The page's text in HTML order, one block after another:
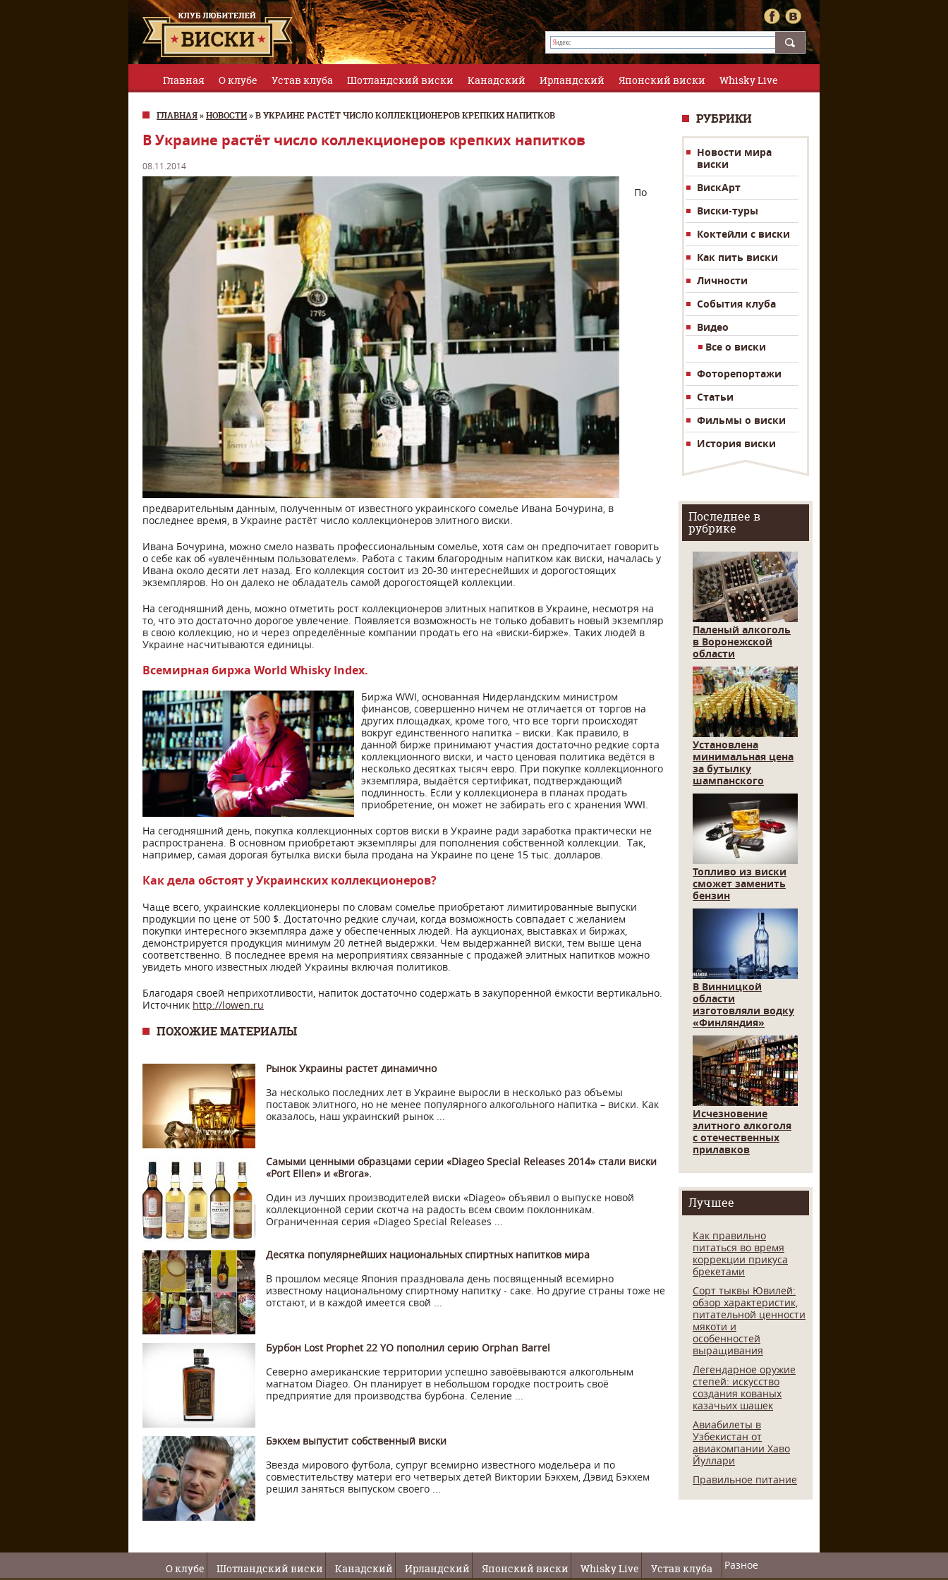
Главная О клубе Устав клуба Шотландский виски Канадский Ирландский Японский виски Whisky Live
ГЛАВНАЯ»НОВОСТИ»В УКРАИНЕ РАСТЁТ ЧИСЛО КОЛЛЕКЦИОНЕРОВ КРЕПКИХ НАПИТКОВ
В Украине растёт число коллекционеров крепких напитков
08.11.2014
По
предварительным данным, полученным от известного украинского сомелье Ивана Бочурина, в
последнее время, в Украине растёт число коллекционеров элитного виски.
Ивана Бочурина, можно смело назвать профессиональным сомелье, хотя сам он предпочитает говорить
о себе как об «увлечённым пользователем». Работа с таким благородным напитком как виски, началась у
Ивана около десяти лет назад. Его коллекция состоит из 20-30 интереснейших и дорогостоящих
экземпляров. Но он далеко не обладатель самой дорогостоящей коллекции.
На сегодняшний день, можно отметить рост коллекционеров элитных напитков в Украине, несмотря на
то, что это достаточно дорогое увлечение. Появляется возможность не только добавить новый экземпляр
в свою коллекцию, но и через определённые компании продать его на «виски-бирже». Таких людей в
Украине насчитываются единицы.
Всемирная биржа World Whisky Index.
Биржа WWI, основанная Нидерландским министром
финансов, совершенно ничем не отличается от торгов на
других площадках, кроме того, что все торги происходят
вокруг единственного напитка – виски. Как правило, в
данной бирже принимают участия достаточно редкие сорта
коллекционного виски, и часто ценовая политика ведётся в
несколько десятках тысяч евро. При покупке коллекционного
экземпляра, выдаётся сертификат, подтверждающий
подлинность. Если у коллекционера в планах продать
приобретение, он может не забирать его с хранения WWI.
На сегодняшний день, покупка коллекционных сортов виски в Украине ради заработка практически не
распространена. В основном приобретают экземпляры для пополнения собственной коллекции. Так,
например, самая дорогая бутылка виски была продана на Украине по цене 15 тыс. долларов.
Как дела обстоят у Украинских коллекционеров?
Чаще всего, украинские коллекционеры по словам сомелье приобретают лимитированные выпуски
продукции по цене от 500 $. Достаточно редкие случаи, когда возможность совпадает с желанием
покупки интересного экземпляра даже у обеспеченных людей. На аукционах, выставках и биржах,
демонстрируется продукция минимум 20 летней выдержки. Чем выдержанней виски, тем выше цена
соответственно. В последнее время на мероприятиях связанные с продажей элитных напитков можно
увидеть много известных людей Украины включая политиков.
Благодаря своей неприхотливости, напиток достаточно содержать в закупоренной ёмкости вертикально.
Источник http://lowen.ru
ПОХОЖИЕ МАТЕРИАЛЫ
Рынок Украины растет динамично
За несколько последних лет в Украине выросли в несколько раз объемы
поставок элитного, но не менее популярного алкогольного напитка – виски. Как
оказалось, наш украинский рынок ...
Самыми ценными образцами серии «Diageo Special Releases 2014» стали виски
«Port Ellen» и «Brora».
Один из лучших производителей виски «Diageo» объявил о выпуске новой
коллекционной серии скотча на радость всем своим поклонникам.
Ограниченная серия «Diageo Special Releases ...
Десятка популярнейших национальных спиртных напитков мира
В прошлом месяце Япония праздновала день посвященный всемирно
известному национальному спиртному напитку - саке. Но другие страны тоже не
отстают, и в каждой имеется свой ...
Бурбон Lost Prophet 22 YO пополнил серию Orphan Barrel
Северно американские территории успешно завоёвываются алкогольным
магнатом Diageo. Он планирует в небольшом городке построить своё
предприятие для производства бурбона. Селение ...
Бэкхем выпустит собственный виски
Звезда мирового футбола, супруг всемирно известного модельера и по
совместительству матери его четверых детей Виктории Бэкхем, Дэвид Бэкхем
решил заняться выпуском своего ...
РУБРИКИ
Новости мира
виски
ВискАрт
Виски-туры
Коктейли с виски
Как пить виски
Личности
События клуба
Видео
Все о виски
Фоторепортажи
Статьи
Фильмы о виски
История виски
Последнее в
рубрике
Паленый алкоголь
в Воронежской
области
Установлена
минимальная цена
за бутылку
шампанского
Топливо из виски
сможет заменить
бензин
В Винницкой
области
изготовляли водку
«Финляндия»
Исчезновение
элитного алкоголя
с отечественных
прилавков
Лучшее
Как правильно
питаться во время
коррекции прикуса
брекетами
Сорт тыквы Ювилей:
обзор характеристик,
питательной ценности
мякоти и
особенностей
выращивания
Легендарное оружие
степей: искусство
создания кованых
казачьих шашек
Авиабилеты в
Узбекистан от
авиакомпании Хаво
Йуллари
Правильное питание
О клубе Шотландский виски Канадский Ирландский Японский виски Whisky Live Устав клуба Разное